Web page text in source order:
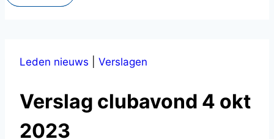
Leden nieuws Verslagen
Verslag clubavond 4 okt
2023